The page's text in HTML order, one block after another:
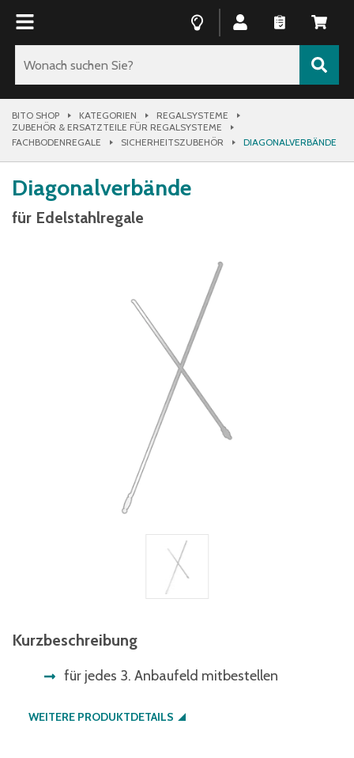
BITO SHOP KATEGORIEN
REGALSYSTEME
ZUBEHÖR & ERSATZTEILE FÜR REGALSYSTEME
FACHBODENREGALE
SICHERHEITSZUBEHÖR DIAGONALVERBÄNDE
Diagonalverbände
für Edelstahlregale
Kurzbeschreibung
für jedes 3. Anbaufeld mitbestellen
WEITERE PRODUKTDETAILS